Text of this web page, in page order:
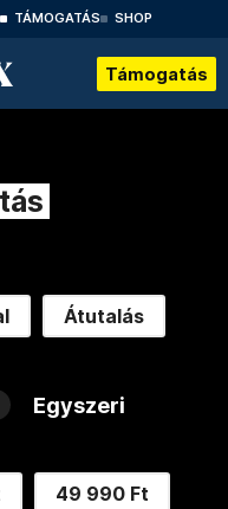
TÁMOGATÁS SHOP
Támogatás
Átutalás
Egyszeri
49 990 Ft